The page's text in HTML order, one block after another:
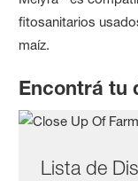
fitosanitarios
maíz.
Encontrá tu
Lista de